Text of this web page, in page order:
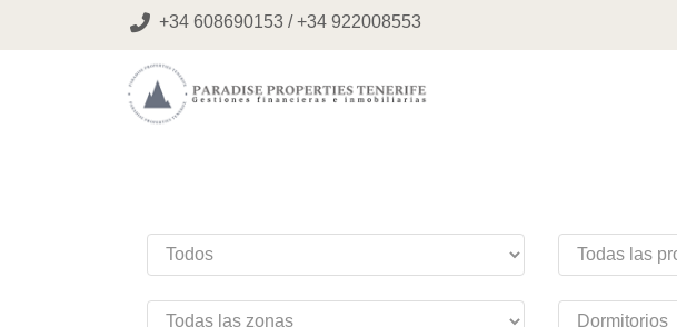
+34 608690153 / +34 922008553
Tenerife